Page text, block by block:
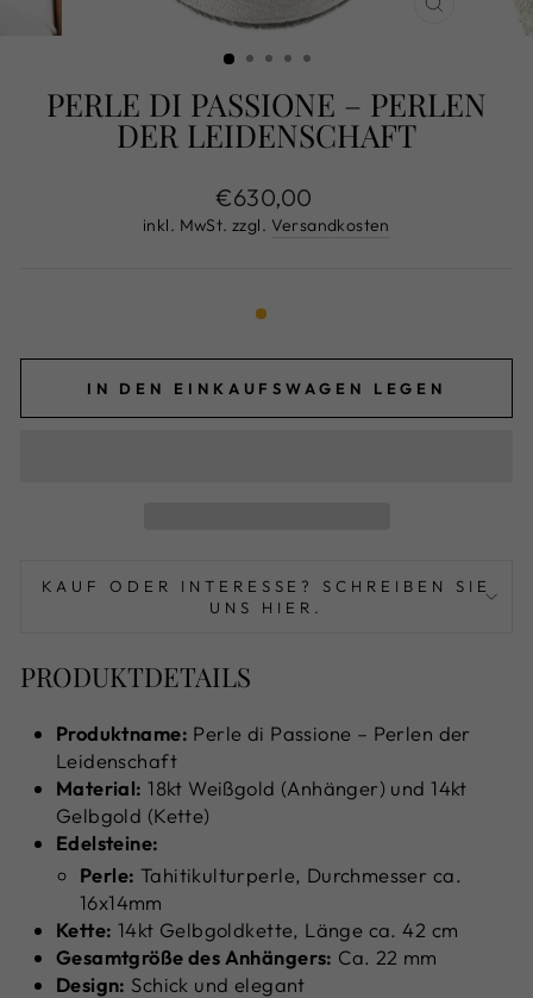
PERLE DI PASSIONE – PERLEN
DER LEIDENSCHAFT
Normaler
Preis
€630,00
inkl. MwSt. zzgl. Versandkosten
IN DEN EINKAUFSWAGEN LEGEN
KAUF ODER INTERESSE? SCHREIBEN SIE
UNS HIER.
PRODUKTDETAILS
Produktname: Perle di Passione – Perlen der
Leidenschaft
Material: 18kt Weißgold (Anhänger) und 14kt
Gelbgold (Kette)
Edelsteine:
Perle: Tahitikulturperle, Durchmesser ca.
16x14mm
Kette: 14kt Gelbgoldkette, Länge ca. 42 cm
Gesamtgröße des Anhängers: Ca. 22 mm
Design: Schick und elegant